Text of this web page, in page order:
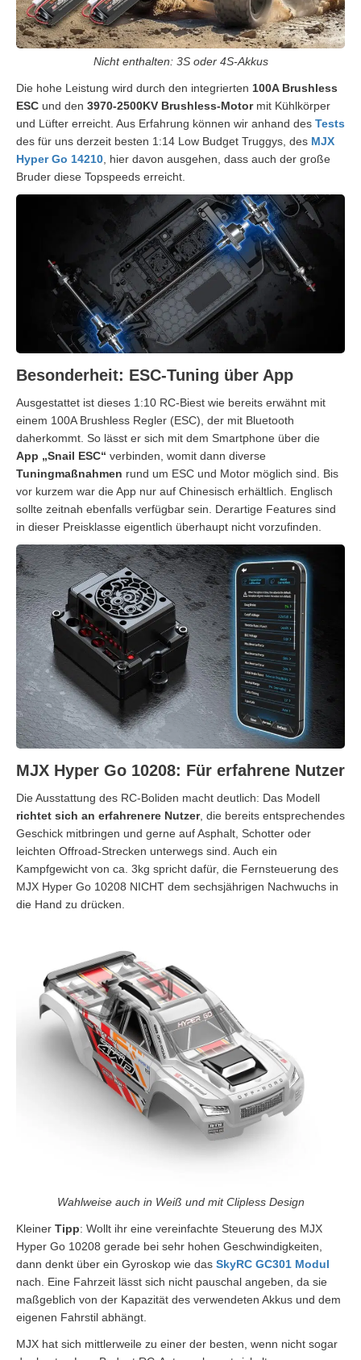
Nicht enthalten: 3S oder 4S-Akkus
Die hohe Leistung wird durch den integrierten 100A Brushless
ESC und den 3970-2500KV Brushless-Motormit Kühlkörper
und Lüfter erreicht. Aus Erfahrung können wir anhand des Tests
des für uns derzeit besten 1:14 Low Budget Truggys, des MJX
Hyper Go 14210 , hier davon ausgehen, dass auch der große
Bruder diese Topspeeds erreicht.
Besonderheit: ESC-Tuning über App
Ausgestattet ist dieses 1:10 RC-Biest wie bereits erwähnt mit
einem 100A Brushless Regler (ESC), der mit Bluetooth
daherkommt. So lässt er sich mit dem Smartphone über die
App „Snail ESC“ verbinden, womit dann diverse
Tuningmaßnahmen rund um ESC und Motor möglich sind. Bis
vor kurzem war die App nur auf Chinesisch erhältlich. Englisch
sollte zeitnah ebenfalls verfügbar sein. Derartige Features sind
in dieser Preisklasse eigentlich überhaupt nicht vorzufinden.
MJX Hyper Go 10208: Für erfahrene Nutzer
Die Ausstattung des RC-Boliden macht deutlich: Das Modell
richtet sich an erfahrenere Nutzer, die bereits entsprechendes
Geschick mitbringen und gerne auf Asphalt, Schotter oder
leichten Offroad-Strecken unterwegs sind. Auch ein
Kampfgewicht von ca. 3kg spricht dafür, die Fernsteuerung des
MJX Hyper Go 10208 NICHT dem sechsjährigen Nachwuchs in
die Hand zu drücken.
Wahlweise auch in Weiß und mit Clipless Design
Kleiner Tipp: Wollt ihr eine vereinfachte Steuerung des MJX
Hyper Go 10208 gerade bei sehr hohen Geschwindigkeiten,
dann denkt über ein Gyroskop wie das SkyRC GC301 Modul
nach. Eine Fahrzeit lässt sich nicht pauschal angeben, da sie
maßgeblich von der Kapazität des verwendeten Akkus und dem
eigenen Fahrstil abhängt.
MJX hat sich mittlerweile zu einer der besten, wenn nicht sogar